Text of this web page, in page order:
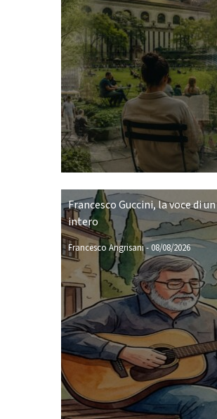
Francesco Guccini, la voce di
intero
Francesco Angrisani-08/08/2026